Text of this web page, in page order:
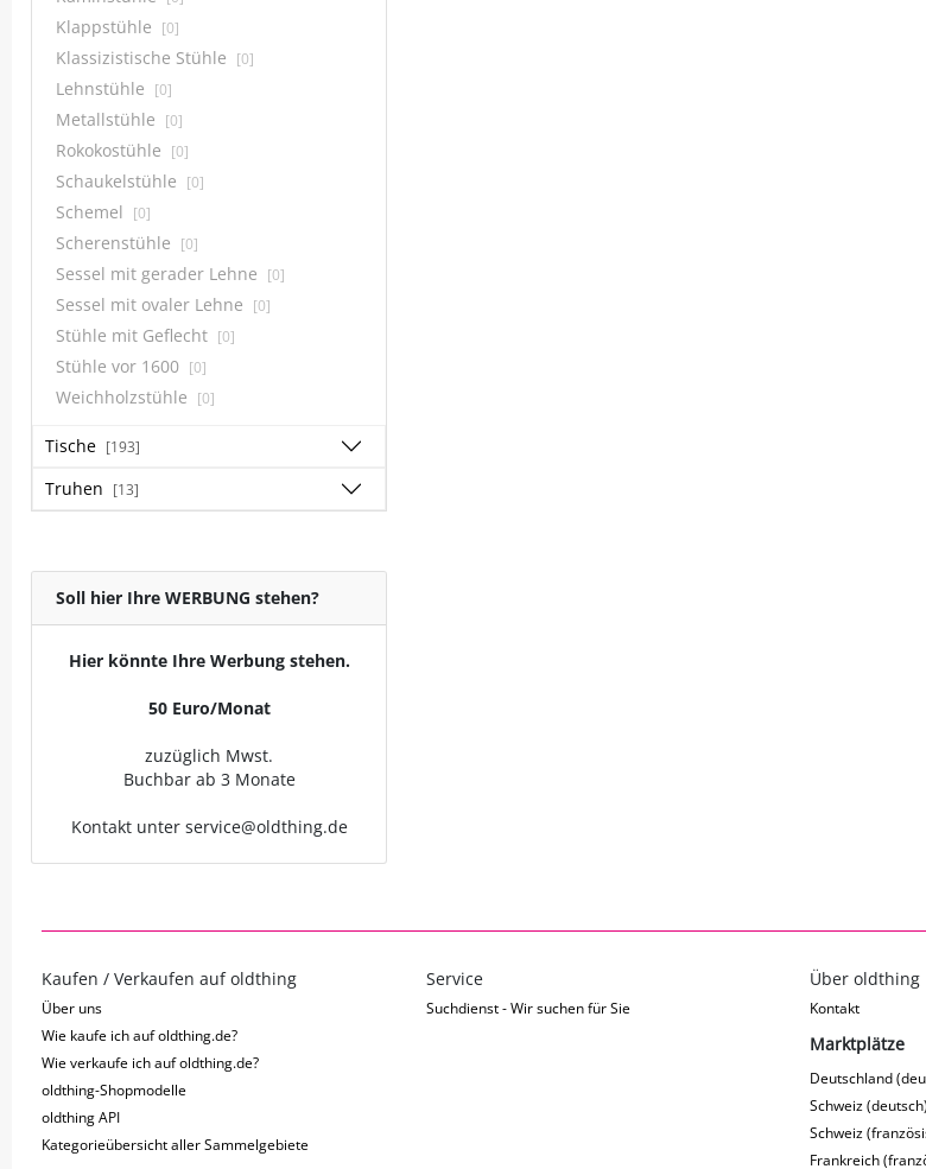
Klappstühle [0]
Klassizistische Stühle [0]
Lehnstühle [0]
Metallstühle [0]
Rokokostühle [0]
Schaukelstühle [0]
Schemel [0]
Scherenstühle [0]
Sessel mit gerader Lehne [0]
Sessel mit ovaler Lehne [0]
Stühle mit Geflecht [0]
Stühle vor 1600 [0]
Weichholzstühle [0]
Tische [193]
Truhen [13]
Soll hier Ihre WERBUNG stehen?
Hier könnte Ihre Werbung stehen.
50 Euro/Monat
zuzüglich Mwst.
Buchbar ab 3 Monate
Kontakt unter service@oldthing.de
Kaufen / Verkaufen auf oldthing
Über uns
Wie kaufe ich auf oldthing.de?
Wie verkaufe ich auf oldthing.de?
oldthing-Shopmodelle
oldthing API
Kategorieübersicht aller Sammelgebiete
Service
Suchdienst - Wir suchen für Sie
Über oldthing
Kontakt
Marktplätze
Deutschland
Schweiz (deutsch)
Schweiz
Frankreich